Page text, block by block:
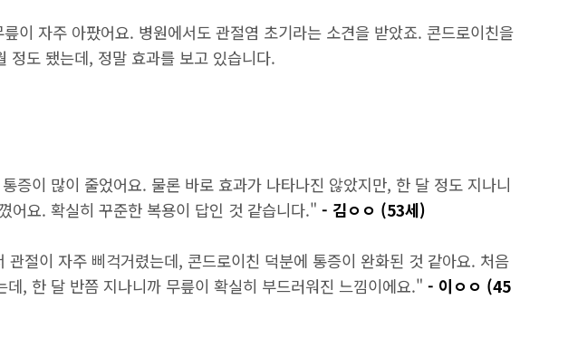
이 자주 아팠어요. 병원에서도 관절염 초기라는 소견을 받았죠. 콘드로이친을
정도 됐는데, 정말 효과를 보고 있습니다.
증이 많이 줄었어요. 물론 바로 효과가 나타나진 않았지만, 한 달 정도 지나니
어요. 확실히 꾸준한 복용이 답인 것 같습니다." - 김ㅇㅇ (53세)
관절이 자주 삐걱거렸는데, 콘드로이친 덕분에 통증이 완화된 것 같아요. 처음
데, 한 달 반쯤 지나니까 무릎이 확실히 부드러워진 느낌이에요." - 이ㅇㅇ (45